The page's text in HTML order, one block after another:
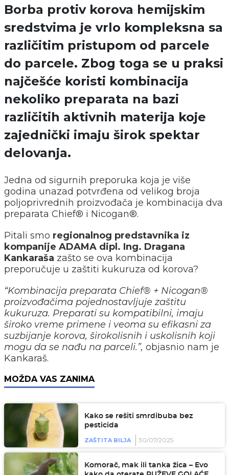
Borba protiv korova hemijskim
sredstvima je vrlo kompleksna sa
različitim pristupom od parcele
do parcele. Zbog toga se u praksi
najčešće koristi kombinacija
nekoliko preparata na bazi
različitih aktivnih materija koje
zajednički imaju širok spektar
delovanja.
Jedna od sigurnih preporuka koja je više
godina unazad potvrđena od velikog broja
poljoprivrednih proizvođača je kombinacija dva
preparata Chief® i Nicogan®.
Pitali smo regionalnog predstavnika iz
kompanije ADAMA dipl. Ing. Dragana
Kankaraša zašto se ova kombinacija
preporučuje u zaštiti kukuruza od korova?
“Kombinacija preparata Chief® + Nicogan®
proizvođačima pojednostavljuje zaštitu
kukuruza. Preparati su kompatibilni, imaju
široko vreme primene i veoma su efikasni za
suzbijanje korova, širokolisnih i uskolisnih koji
mogu da se nađu na parceli.”, objasnio nam je
Kankaraš.
MOŽDA VAS ZANIMA
Kako se rešiti smrdibuba bez
pesticida
ZAŠTITA BILJA 30/07/2025
Komorač, mak ili tanka žica – Evo